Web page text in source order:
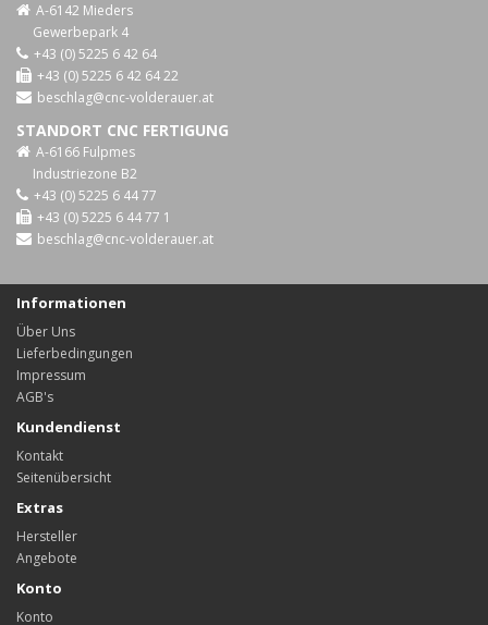
A-6142 Mieders
Gewerbepark 4
+43 (0) 5225 6 42 64
+43 (0) 5225 6 42 64 22
beschlag@cnc-volderauer.at
STANDORT CNC FERTIGUNG
A-6166 Fulpmes
Industriezone B2
+43 (0) 5225 6 44 77
+43 (0) 5225 6 44 77 1
beschlag@cnc-volderauer.at
Informationen
Über Uns
Lieferbedingungen
Impressum
AGB's
Kundendienst
Kontakt
Seitenübersicht
Extras
Hersteller
Angebote
Konto
Konto